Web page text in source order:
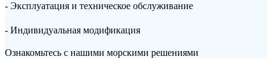
- Эксплуатация и техническое обслуживание
- Индивидуальная модификация
Ознакомьтесь с нашими морскими решениями